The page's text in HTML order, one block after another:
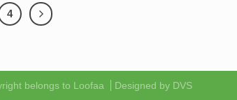
4
belongs to Loofaa Designed by DVS